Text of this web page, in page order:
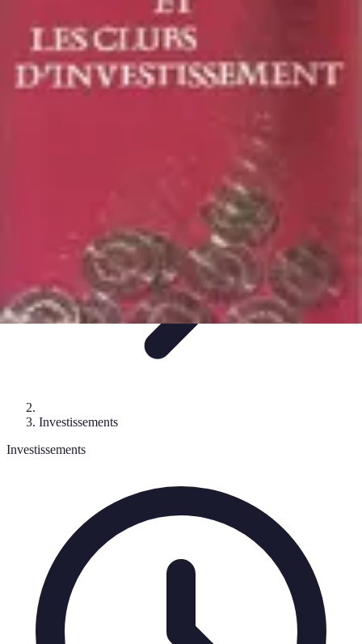
Stratégies de Patrimoine Stratégies d'Investissement
patrimoine Conseils de gestion Investissements
Patrimoine Optimal
Investissements
Investissements